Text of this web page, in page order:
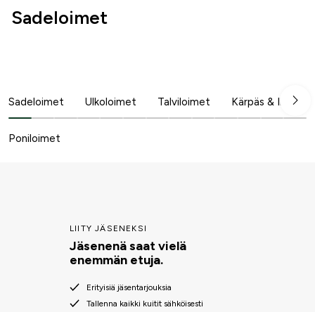
Sadeloimet
Sadeloimet Ulkoloimet Talviloimet Kärpäs &
Poniloimet
LIITY JÄSENEKSI
Jäsenenä saat vielä
enemmän etuja.
Erityisiä jäsentarjouksia
Tallenna kaikki kuitit sähköisesti